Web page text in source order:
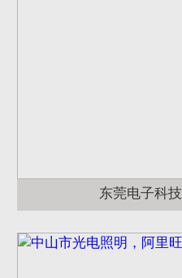
东莞电子科